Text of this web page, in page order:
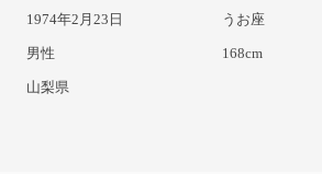
1974年2月23日 うお座
男性 168cm
山梨県